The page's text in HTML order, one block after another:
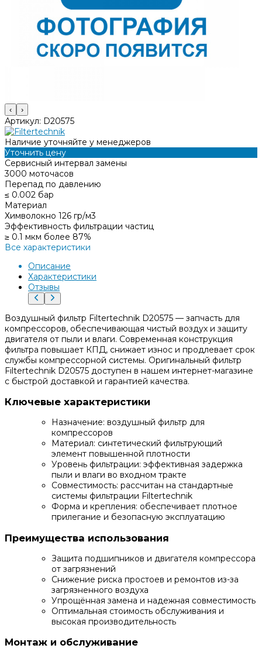
‹ ›
Артикул: D20575
Наличие уточняйте у менеджеров
Уточнить цену
Сервисный интервал замены
3000 моточасов
Перепад по давлению
≤ 0.002 бар
Материал
Химволокно 126 гр/м3
Эффективность фильтрации частиц
≥ 0.1 мкм более 87%
Все характеристики
Описание
Характеристики
Отзывы
Воздушный фильтр Filtertechnik D20575 — запчасть для
компрессоров, обеспечивающая чистый воздух и защиту
двигателя от пыли и влаги. Современная конструкция
фильтра повышает КПД, снижает износ и продлевает срок
службы компрессорной системы. Оригинальный фильтр
Filtertechnik D20575 доступен в нашем интернет-магазине
с быстрой доставкой и гарантией качества.
Ключевые характеристики
Назначение: воздушный фильтр для
компрессоров
Материал: синтетический фильтрующий
элемент повышенной плотности
Уровень фильтрации: эффективная задержка
пыли и влаги во входном тракте
Совместимость: рассчитан на стандартные
системы фильтрации Filtertechnik
Форма и крепления: обеспечивает плотное
прилегание и безопасную эксплуатацию
Преимущества использования
Защита подшипников и двигателя компрессора
от загрязнений
Снижение риска простоев и ремонтов из-за
загрязненного воздуха
Упрощённая замена и надежная совместимость
Оптимальная стоимость обслуживания и
высокая производительность
Монтаж и обслуживание